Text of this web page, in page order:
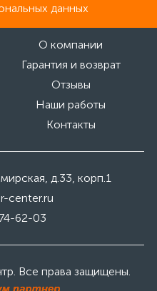
данных
О компании
Гарантия и возврат
Отзывы
Наши работы
Контакты
д.33, корп.1
center.ru
62-03
Все права защищены.